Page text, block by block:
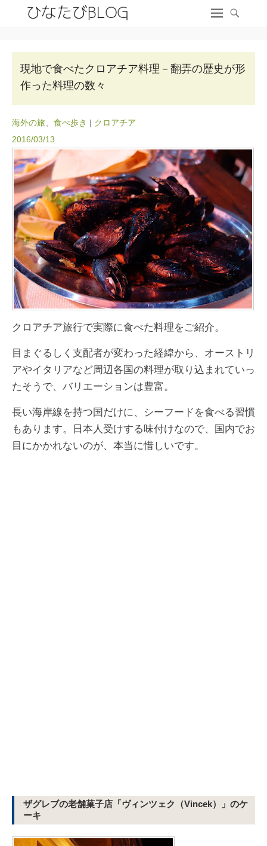
現地で食べたクロアチア料理－翻弄の歴史が形
作った料理の数々
海外の旅 食べ歩き | クロアチア
2016/03/13
クロアチア旅行で実際に食べた料理をご紹介。
目まぐるしく支配者が変わった経緯から、オーストリ
アやイタリアなど周辺各国の料理が取り込まれていっ
たそうで、バリエーションは豊富。
長い海岸線を持つ国だけに、シーフードを食べる習慣
もあります。日本人受けする味付けなので、国内でお
目にかかれないのが、本当に惜しいです。
ザグレブの老舗菓子店「ヴィンツェク（Vincek）」のケ
ーキ